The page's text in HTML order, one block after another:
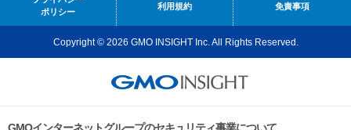
ポリシー
利用規約 免責事項
Copyright © 2026 GMO INSIGHT Inc. All Rights Reserved.
GMOインターネットグループのセキュリティ事業について